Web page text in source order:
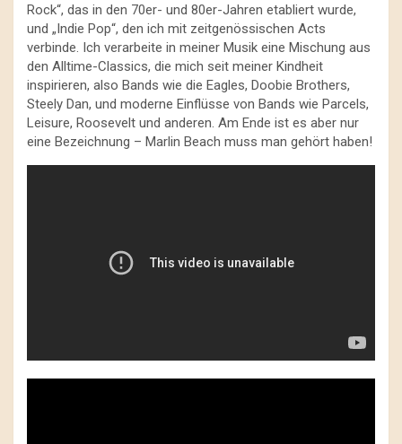
Rock“, das in den 70er- und 80er-Jahren etabliert wurde,
und „Indie Pop“, den ich mit zeitgenössischen Acts
verbinde. Ich verarbeite in meiner Musik eine Mischung aus
den Alltime-Classics, die mich seit meiner Kindheit
inspirieren, also Bands wie die Eagles, Doobie Brothers,
Steely Dan, und moderne Einflüsse von Bands wie Parcels,
Leisure, Roosevelt und anderen. Am Ende ist es aber nur
eine Bezeichnung – Marlin Beach muss man gehört haben!